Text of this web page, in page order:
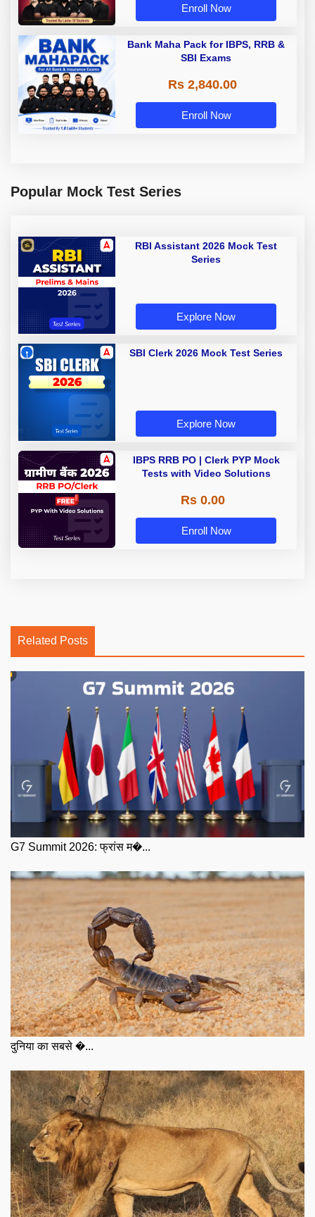
Enroll Now
Bank Maha Pack for IBPS, RRB &
SBI Exams
Rs 2,840.00
Enroll Now
Popular Mock Test Series
RBI Assistant 2026 Mock Test
Series
Explore Now
SBI Clerk 2026 Mock Test Series
Explore Now
IBPS RRB PO | Clerk PYP Mock
Tests with Video Solutions
Rs 0.00
Enroll Now
Related Posts
G7 Summit 2026: फ्रांस म�...
दुनिया का सबसे �...